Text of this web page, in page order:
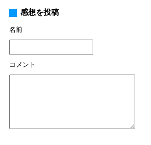
感想を投稿
名前
コメント